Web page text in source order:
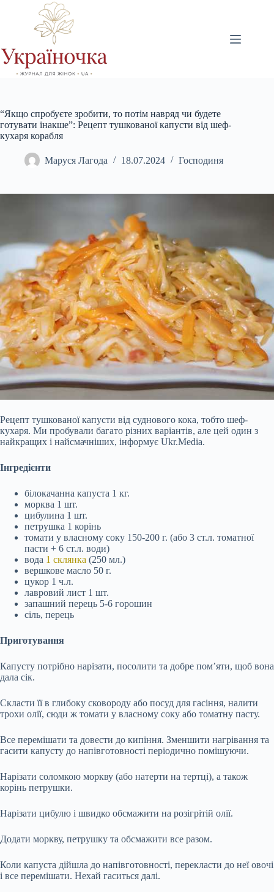
“Якщо спробуєте зробити, то потім навряд чи будете
готувати інакше”: Рецепт тушкованої капусти від шеф-
кухаря корабля
Маруся Лагода 18.07.2024 Господиня
Рецепт тушкованої капусти від суднового кока, тобто шеф-
кухаря. Ми пробували багато різних варіантів, але цей один з
найкращих і найсмачніших, інформує Ukr.Media.
Інгредієнти
білокачанна капуста 1 кг.
морква 1 шт.
цибулина 1 шт.
петрушка 1 корінь
томати у власному соку 150-200 г. (або 3 ст.л. томатної
пасти + 6 ст.л. води)
вода 1 склянка (250 мл.)
вершкове масло 50 г.
цукор 1 ч.л.
лавровий лист 1 шт.
запашний перець 5-6 горошин
сіль, перець
Приготування
Капусту потрібно нарізати, посолити та добре пом’яти, щоб вона
дала сік.
Скласти її в глибоку сковороду або посуд для гасіння, налити
трохи олії, сюди ж томати у власному соку або томатну пасту.
Все перемішати та довести до кипіння. Зменшити нагрівання та
гасити капусту до напівготовності періодично помішуючи.
Нарізати соломкою моркву (або натерти на тертці), а також
корінь петрушки.
Нарізати цибулю і швидко обсмажити на розігрітій олії.
Додати моркву, петрушку та обсмажити все разом.
Коли капуста дійшла до напівготовності, перекласти до неї овочі
і все перемішати. Нехай гаситься далі.